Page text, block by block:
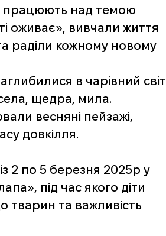
працюють над темою
оживає», вивчали життя
раділи кожному новому
в чарівний світ
щедра, мила.
весняні пейзажі,
довкілля.
2 по 5 березня 2025р у
під час якого діти
тварин та важливість